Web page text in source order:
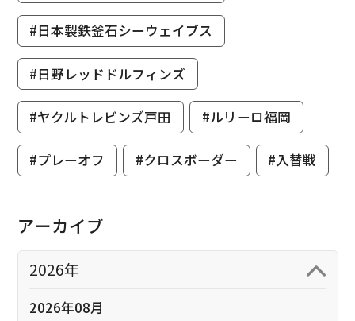
#日本製鉄釜石シーウェイブス
#日野レッドドルフィンズ
#ヤクルトレビンズ戸田 #ルリーロ福岡
#プレーオフ #クロスボーダー #入替戦
アーカイブ
2026年
2026年08月